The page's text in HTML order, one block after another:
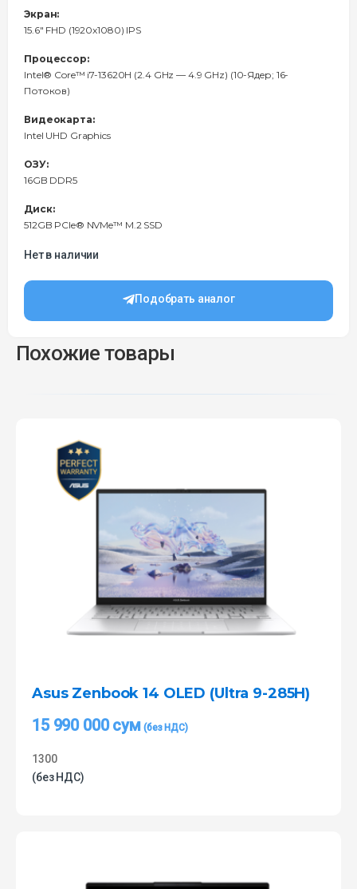
Экран:
15.6" FHD (1920x1080) IPS
Процессор:
Intel® Core™ i7-13620H (2.4 GHz — 4.9 GHz) (10-Ядeр; 16-
Потоков)
Видеокарта:
Intel UHD Graphics
ОЗУ:
16GB DDR5
Диск:
512GB PCIe® NVMe™ M.2 SSD
Нет в наличии
Подобрать аналог
Похожие товары
Asus Zenbook 14 OLED (Ultra 9-285H)
15 990 000сум
1300
(без НДС)